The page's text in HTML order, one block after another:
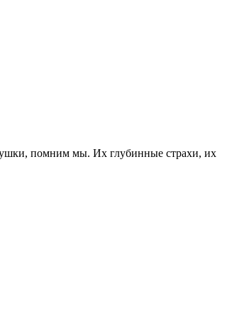
помним мы. Их глубинные страхи, их